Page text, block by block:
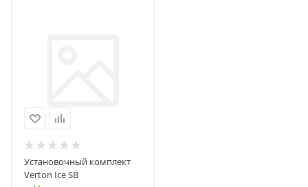
Установочный комплект
Verton Ice SB